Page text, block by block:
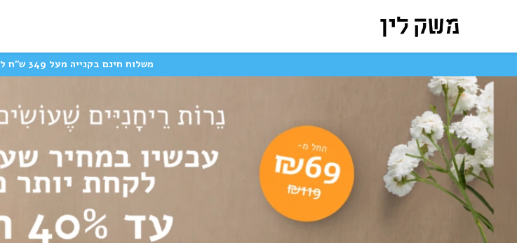
משלוח חינם בקנייה מעל 349 ש״ח לכתובת אחת 🚗